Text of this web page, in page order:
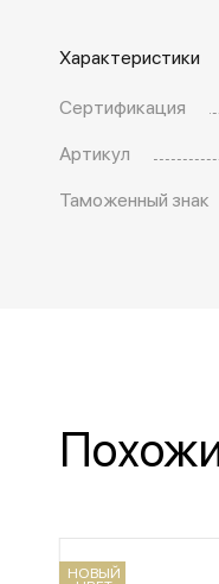
Характеристики
Сертификация
Артикул
Таможенный знак
НОВЫЙ